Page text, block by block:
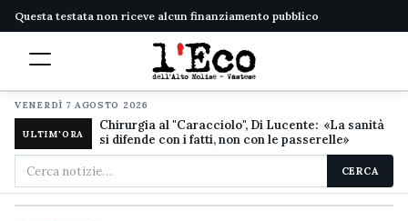
Questa testata non riceve alcun finanziamento pubblico
VENERDÌ 7 AGOSTO 2026
ULTIM'ORA
Chirurgia al "Caracciolo", Di Lucente: «La sanità
si difende con i fatti, non con le passerelle»
Cerca
nel
sito
CERCA